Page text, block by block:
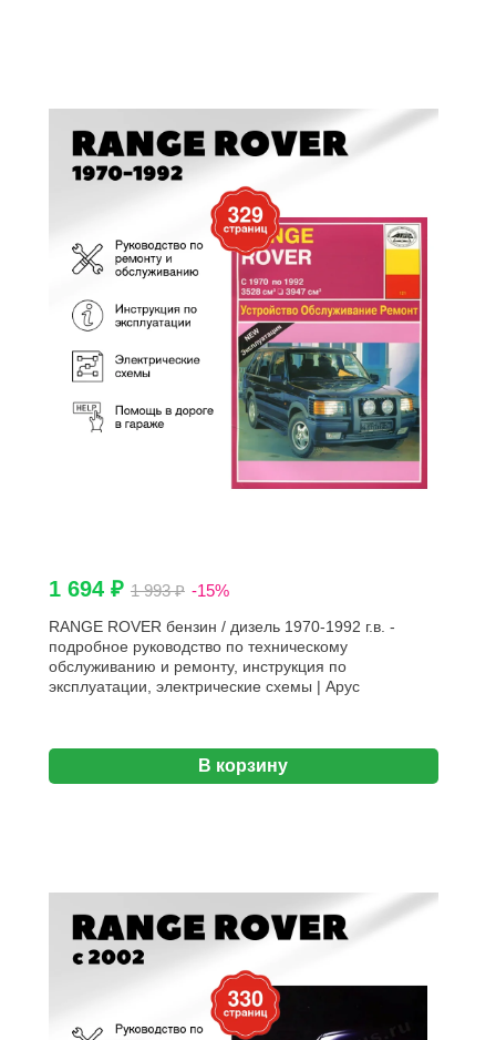
1 694 ₽ 1 993 ₽ -15%
RANGE ROVER бензин / дизель 1970-1992 г.в. -
подробное руководство по техническому
обслуживанию и ремонту, инструкция по
эксплуатации, электрические схемы | Арус
В корзину